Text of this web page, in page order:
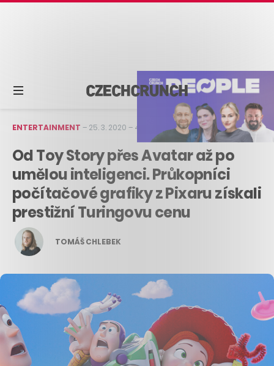
ENTERTAINMENT – 25. 3. 2020 – 4 min čtení
Od Toy Story přes Avatar až po
umělou inteligenci. Průkopníci
počítačové grafiky z Pixaru získali
prestižní Turingovu cenu
TOMÁŠ CHLEBEK